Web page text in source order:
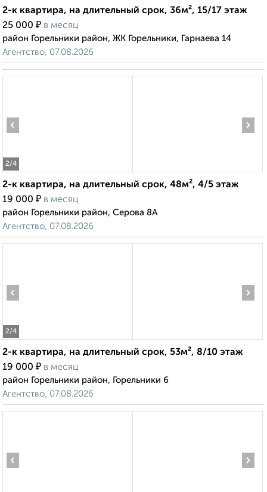
2-к квартира, на длительный срок, 36м², 15/17 этаж
25 000 ₽ в месяц
район Горельники район, ЖК Горельники, Гарнаева 14
Агентство, 07.08.2026
2/4
‹ ›
2-к квартира, на длительный срок, 48м², 4/5 этаж
19 000 ₽ в месяц
район Горельники район, Серова 8А
Агентство, 07.08.2026
2/4
‹ ›
2-к квартира, на длительный срок, 53м², 8/10 этаж
19 000 ₽ в месяц
район Горельники район, Горельники 6
Агентство, 07.08.2026
‹ ›